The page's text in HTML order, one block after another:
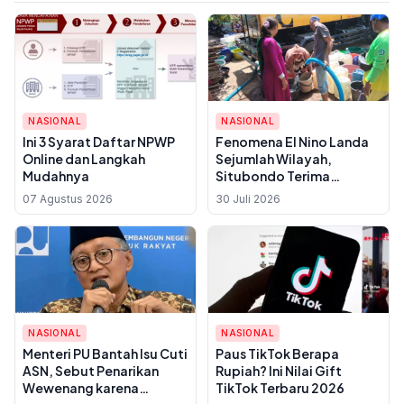
NASIONAL
Ini 3 Syarat Daftar NPWP
Online dan Langkah
Mudahnya
07 Agustus 2026
NASIONAL
Fenomena El Nino Landa
Sejumlah Wilayah,
Situbondo Terima
Bantuan Air
30 Juli 2026
NASIONAL
Menteri PU Bantah Isu Cuti
ASN, Sebut Penarikan
Wewenang karena
NASIONAL
Paus TikTok Berapa
Rupiah? Ini Nilai Gift
TikTok Terbaru 2026